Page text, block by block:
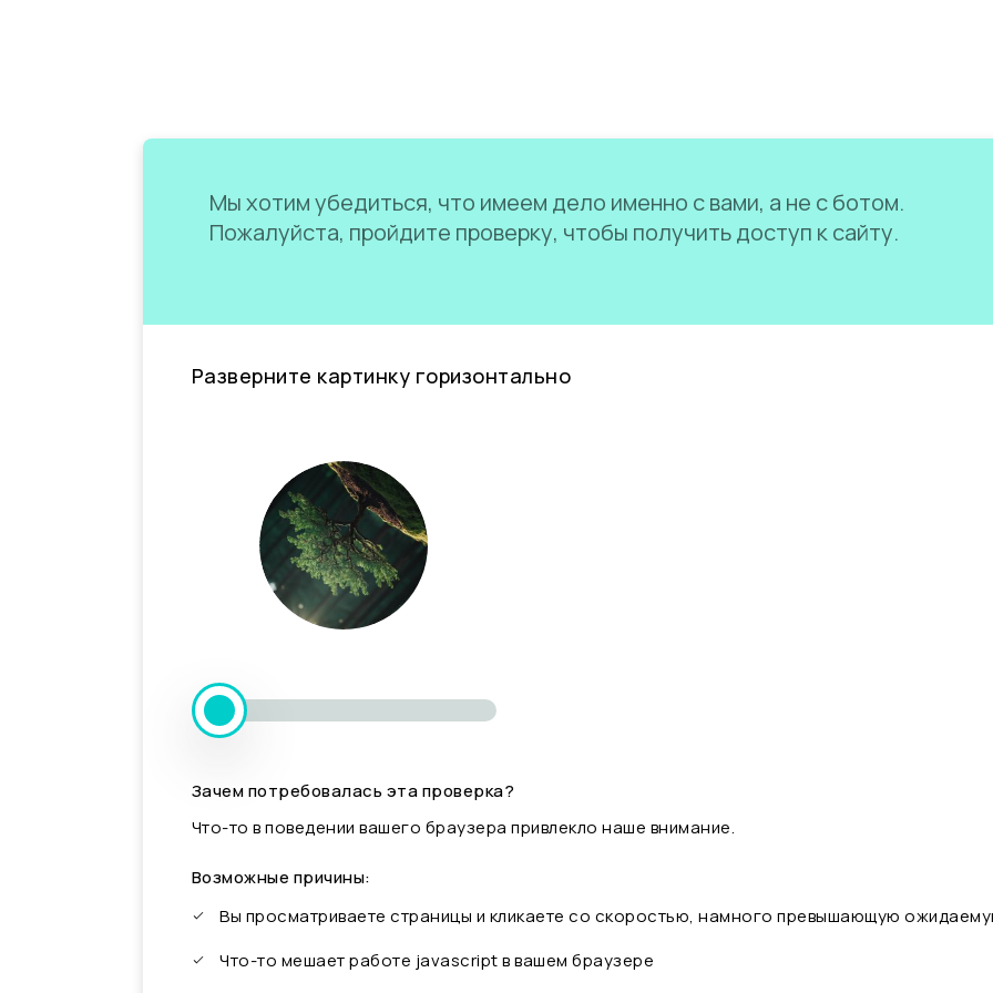
Мы хотим убедиться, что имеем дело именно с вами, а не с ботом.
Пожалуйста, пройдите проверку, чтобы получить доступ к сайту.
Разверните картинку горизонтально
Зачем потребовалась эта проверка?
Что-то в поведении вашего браузера привлекло наше внимание.
Возможные причины:
Вы просматриваете страницы и кликаете со скоростью, намного превышающую
Что-то мешает работе javascript в вашем браузере